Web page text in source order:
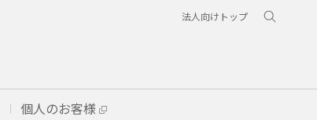
法人向けトップ
個人のお客様